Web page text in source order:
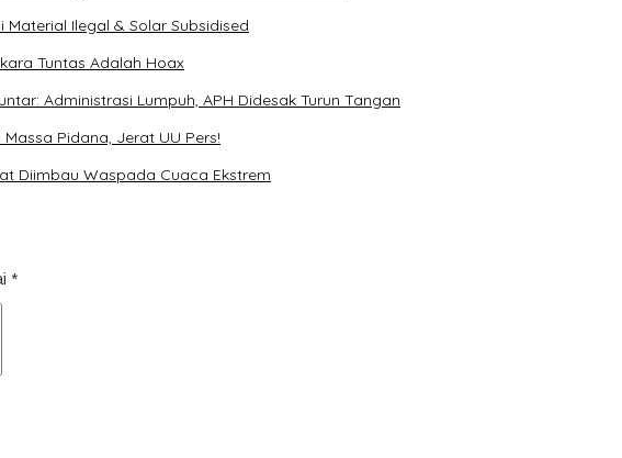
Material Ilegal & Solar Subsidised
Tuntas Adalah Hoax
Administrasi Lumpuh, APH Didesak Turun Tangan
Pidana, Jerat UU Pers!
Diimbau Waspada Cuaca Ekstrem
*